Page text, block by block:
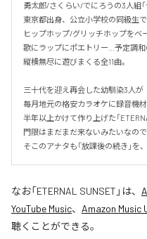
勇太郎/さくらい/でにろうの3人組「
東京都出身、公立小学校の同級生
ヒップホップ/グリッチホップをベ
歌にラップにポエトリー…予定調和
縦横無尽に遊びまくる全11曲。
三十代を迎え再会した幼馴染3人が
毎月地元の格安カラオケに録音機
半年以上かけて作り上げた「
門限はまだまだ来ないみたいなので
そこのアナタも「放課後の続き」を
なお「ETERNAL SUNSET 」は、
YouTube Music、 Amazon Music
聴くことができる。